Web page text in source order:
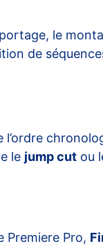
le
de
le jump cut ou
Premiere Pro,